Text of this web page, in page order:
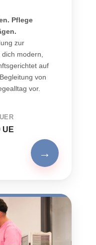
Pflege
zur
modern,
auf
von
vor.
UE
→